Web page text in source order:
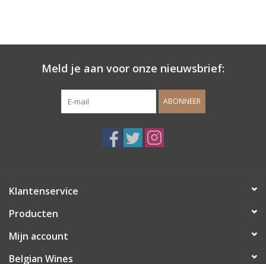
Meld je aan voor onze nieuwsbrief:
ABONNEER
Klantenservice
Producten
Mijn account
Belgian Wines